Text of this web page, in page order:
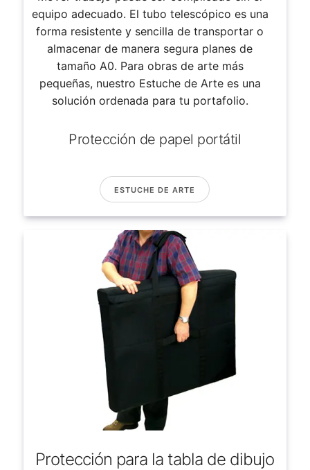
equipo adecuado. El tubo telescópico es una
forma resistente y sencilla de transportar o
almacenar de manera segura planes de
tamaño A0. Para obras de arte más
pequeñas, nuestro Estuche de Arte es una
solución ordenada para tu portafolio.
Protección de papel portátil
ESTUCHE DE ARTE
Protección para la tabla de dibujo